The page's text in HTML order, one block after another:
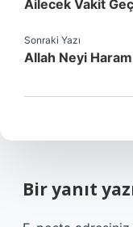
Ailecek Vakit
Sonraki Yazı
Allah Neyi Haram
Bir yanıt